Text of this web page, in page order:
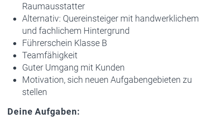
Raumausstatter
Alternativ: Quereinsteiger mit handwerklichem
und fachlichem Hintergrund
Führerschein Klasse B
Teamfähigkeit
Guter Umgang mit Kunden
Motivation, sich neuen Aufgabengebieten zu
stellen
Deine Aufgaben: